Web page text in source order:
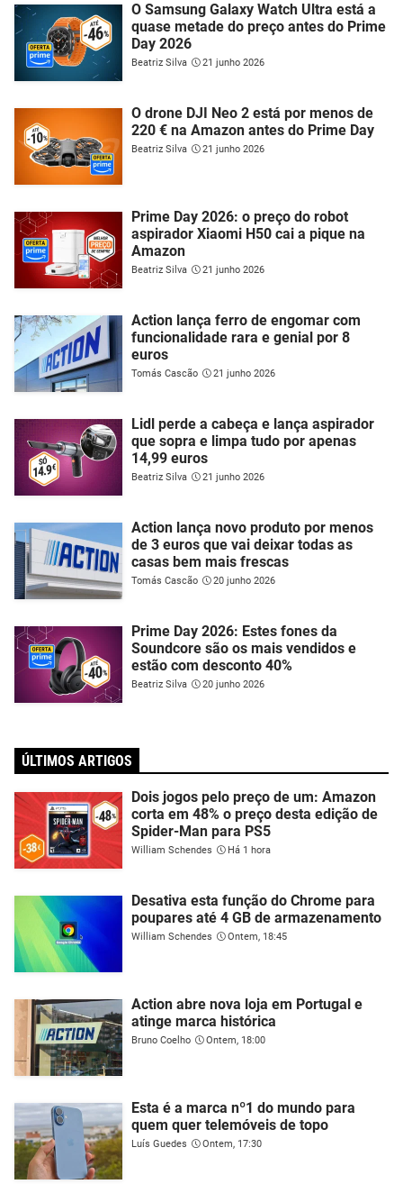
O Samsung Galaxy Watch Ultra está a
quase metade do preço antes do Prime
Day 2026
Beatriz Silva 21 junho 2026
O drone DJI Neo 2 está por menos de
220 € na Amazon antes do Prime Day
Beatriz Silva 21 junho 2026
Prime Day 2026: o preço do robot
aspirador Xiaomi H50 cai a pique na
Amazon
Beatriz Silva 21 junho 2026
Action lança ferro de engomar com
funcionalidade rara e genial por 8
euros
Tomás Cascão 21 junho 2026
Lidl perde a cabeça e lança aspirador
que sopra e limpa tudo por apenas
14,99 euros
Beatriz Silva 21 junho 2026
Action lança novo produto por menos
de 3 euros que vai deixar todas as
casas bem mais frescas
Tomás Cascão 20 junho 2026
Prime Day 2026: Estes fones da
Soundcore são os mais vendidos e
estão com desconto 40%
Beatriz Silva 20 junho 2026
ÚLTIMOS ARTIGOS
Dois jogos pelo preço de um: Amazon
corta em 48% o preço desta edição de
Spider-Man para PS5
William Schendes Há 1 hora
Desativa esta função do Chrome para
poupares até 4 GB de armazenamento
William Schendes Ontem, 18:45
Action abre nova loja em Portugal e
atinge marca histórica
Bruno Coelho Ontem, 18:00
Esta é a marca nº1 do mundo para
quem quer telemóveis de topo
Luís Guedes Ontem, 17:30